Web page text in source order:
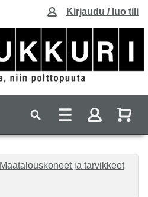
Kirjaudu / luo tili
Maatalouskoneet ja tarvikkeet